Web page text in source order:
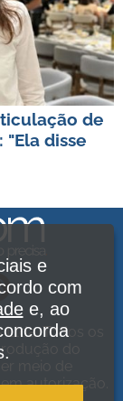
de
"Ela disse
Todos os
do
meio de
autorização.
e
com
e, ao